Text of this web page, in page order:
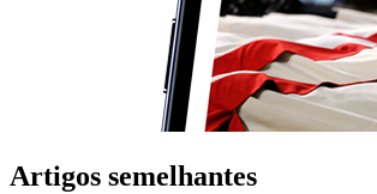
Artigos semelhantes